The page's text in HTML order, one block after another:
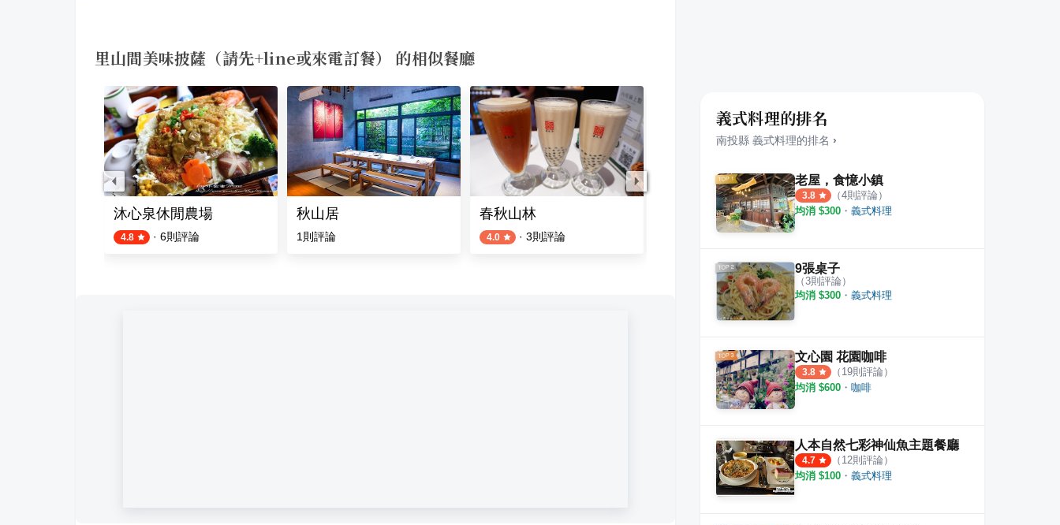
里山間美味披薩（請先+line或來電訂餐） 的相似餐廳
沐心泉休閒農場
4.8 · 6則評論
秋山居
1 則評論
春秋山林
4.0 · 3則評論
山間良物-國姓咖啡咖手造所
則評論
仙徠山莊
義式料理的排名
南投縣 義式料理的排名 ›
老屋，食憶小鎮
3.8 （4則評論）
均消 $300 ・ 義式料理
9張桌子
（3則評論）
均消 $300 ・ 義式料理
文心園 花園咖啡
3.8 （ 19則評論）
均消 $600 ・ 咖啡
人本自然七彩神仙魚主題餐廳
4.7 （ 12則評論）
均消 $100 ・ 義式料理